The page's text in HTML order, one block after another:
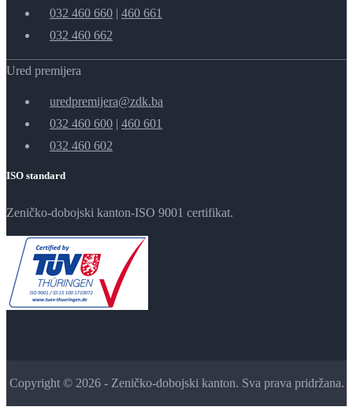
032 460 660 | 460 661
032 460 662
Ured premijera
uredpremijera@zdk.ba
032 460 600 | 460 601
032 460 602
ISO standard
Zeničko-dobojski kanton-ISO 9001 certifikat.
Copyright © 2026 - Zeničko-dobojski kanton. Sva prava pridržana.